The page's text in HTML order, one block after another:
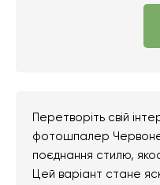
Перетворіть свій
фотошпалер Червоне
поєднання стилю,
Цей варіант стане